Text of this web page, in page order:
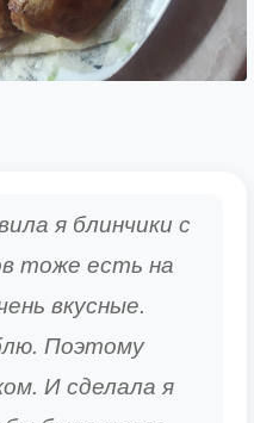
я блинчики с
тоже есть на
вкусные.
Поэтому
И сделала я